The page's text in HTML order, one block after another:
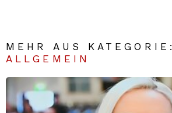
MEHR AUS KATEGORIE:
ALLGEMEIN